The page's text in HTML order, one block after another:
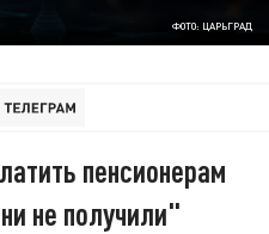
ФОТО: ЦАРЬГРАД
пенсионерам
не получили"